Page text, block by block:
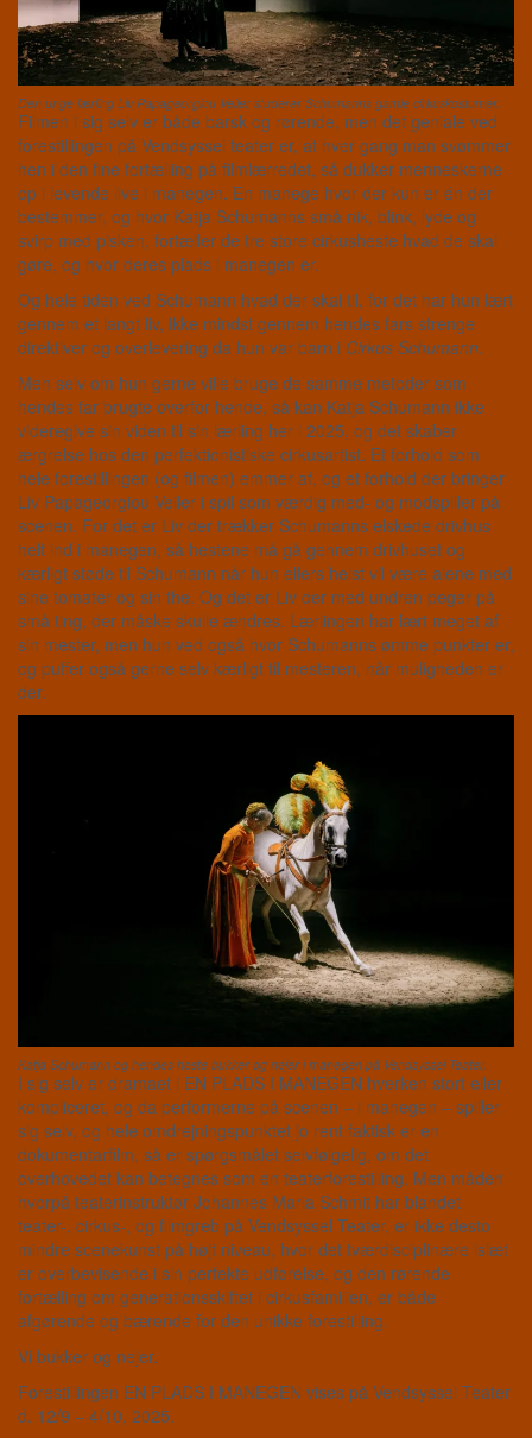
Den unge lærling Liv Papageorgiou Veiler studerer Schumanns gamle cirkuskostumer.
Filmen i sig selv er både barsk og rørende, men det geniale ved
forestillingen på Vendsyssel teater er, at hver gang man svømmer
hen i den fine fortælling på filmlærredet, så dukker menneskerne
op i levende live i manegen. En manege hvor der kun er én der
bestemmer, og hvor Katja Schumanns små nik, blink, lyde og
svirp med pisken, fortæller de tre store cirkusheste hvad de skal
gøre, og hvor deres plads i manegen er.
Og hele tiden ved Schumann hvad der skal til, for det har hun lært
gennem et langt liv, ikke mindst gennem hendes fars strenge
direktiver og overlevering da hun var barn i Cirkus Schumann.
Men selv om hun gerne ville bruge de samme metoder som
hendes far brugte overfor hende, så kan Katja Schumann ikke
videregive sin viden til sin lærling her i 2025, og det skaber
ærgrelse hos den perfektionistiske cirkusartist. Et forhold som
hele forestillingen (og filmen) emmer af, og et forhold der bringer
Liv Papageorgiou Veiler i spil som værdig med- og modspiller på
scenen. For det er Liv der trækker Schumanns elskede drivhus
helt ind i manegen, så hestene må gå gennem drivhuset og
kærligt støde til Schumann når hun ellers helst vil være alene med
sine tomater og sin the. Og det er Liv der med undren peger på
små ting, der måske skulle ændres. Lærlingen har lært meget af
sin mester, men hun ved også hvor Schumanns ømme punkter er,
og puffer også gerne selv kærligt til mesteren, når muligheden er
der.
Katja Schumann og hendes heste bukker og nejer i manegen på Vendsyssel Teater.
I sig selv er dramaet i EN PLADS I MANEGEN hverken stort eller
kompliceret, og da performerne på scenen – i manegen – spiller
sig selv, og hele omdrejningspunktet jo rent faktisk er en
dokumentarfilm, så er spørgsmålet selvfølgelig, om det
overhovedet kan betegnes som en teaterforestilling. Men måden
hvorpå teaterinstruktør Johannes Maria Schmit har blandet
teater-, cirkus-, og filmgreb på Vendsyssel Teater, er ikke desto
mindre scenekunst på højt niveau, hvor det tværdisciplinære islæt
er overbevisende i sin perfekte udførelse, og den rørende
fortælling om generationsskiftet i cirkusfamilien, er både
afgørende og bærende for den unikke forestilling.
Vi bukker og nejer.
Forestillingen EN PLADS I MANEGEN vises på Vendsyssel Teater
d. 12/9 – 4/10, 2025.